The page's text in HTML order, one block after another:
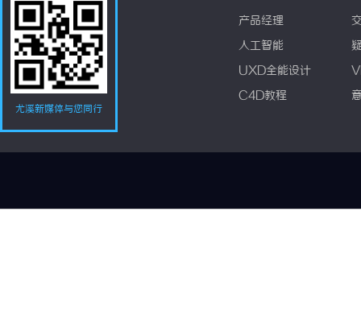
尤溪新媒体与您同行
产品经理
人工智能
UXD全能设计
C4D教程